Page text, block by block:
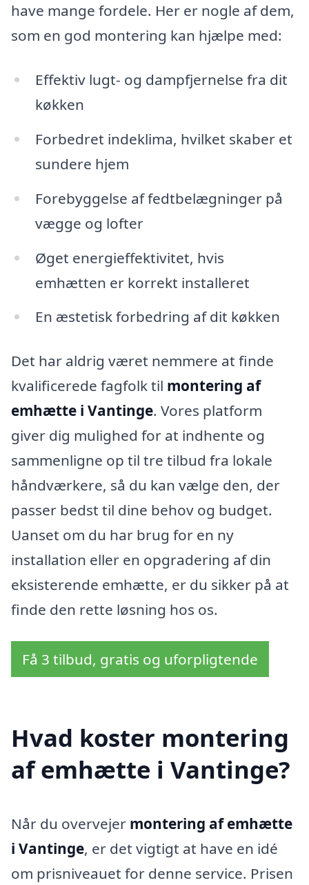
have mange fordele. Her er nogle af dem,
som en god montering kan hjælpe med:
Effektiv lugt- og dampfjernelse fra dit
køkken
Forbedret indeklima, hvilket skaber et
sundere hjem
Forebyggelse af fedtbelægninger på
vægge og lofter
Øget energieffektivitet, hvis
emhætten er korrekt installeret
En æstetisk forbedring af dit køkken
Det har aldrig været nemmere at finde
kvalificerede fagfolk til montering af
emhætte i Vantinge. Vores platform
giver dig mulighed for at indhente og
sammenligne op til tre tilbud fra lokale
håndværkere, så du kan vælge den, der
passer bedst til dine behov og budget.
Uanset om du har brug for en ny
installation eller en opgradering af din
eksisterende emhætte, er du sikker på at
finde den rette løsning hos os.
Få 3 tilbud, gratis og uforpligtende
Hvad koster montering
af emhætte i Vantinge?
Når du overvejer montering af emhætte
i Vantinge, er det vigtigt at have en idé
om prisniveauet for denne service. Prisen